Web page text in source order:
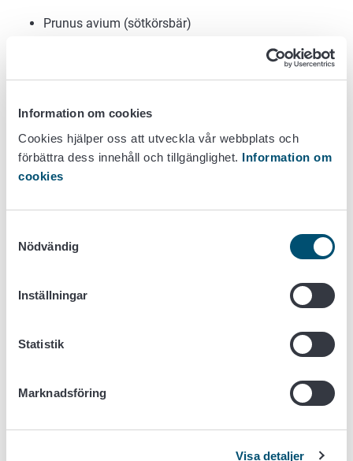
Information om cookies
Cookies hjälper oss att utveckla vår webbplats och
förbättra dess innehåll och tillgänglighet. Information om
cookies
Nödvändig
Inställningar
Statistik
Marknadsföring
Visa detaljer
Prunus avium (sötkörsbär)
Prunus domestica (plommon)
Prunus persica (persika)
Prunus salicina (japanskt plommon)
Andra växter:
Växtpass behövs inte för fröer som säljs till
Ett växtpass för dock finnas på fröer som säljs till
konsumenter. Även i dessa fall ska växtpasset vara